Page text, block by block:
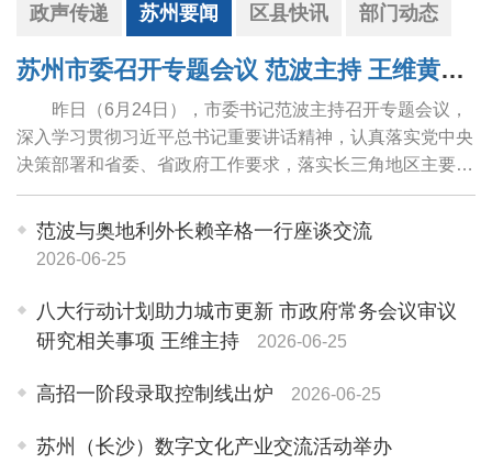
政声传递 苏州要闻 区县快讯 部门动态
苏州市委召开专题会议 范波主持 王维黄爱军出席
昨日（6月24日），市委书记范波主持召开专题会议，
深入学习贯彻习近平总书记重要讲话精神，认真落实党中央
决策部署和省委、省政府工作要求，落实长三角地区主要领
导座谈会精神，研究推进上海与苏州重点领域同城化发展工
作‌，推动重点任务落实，更好服务长三角...
范波与奥地利外长赖辛格一行座谈交流
2026-06-25
八大行动计划助力城市更新 市政府常务会议审议
研究相关事项 王维主持
2026-06-25
高招一阶段录取控制线出炉 2026-06-25
苏州（长沙）数字文化产业交流活动举办